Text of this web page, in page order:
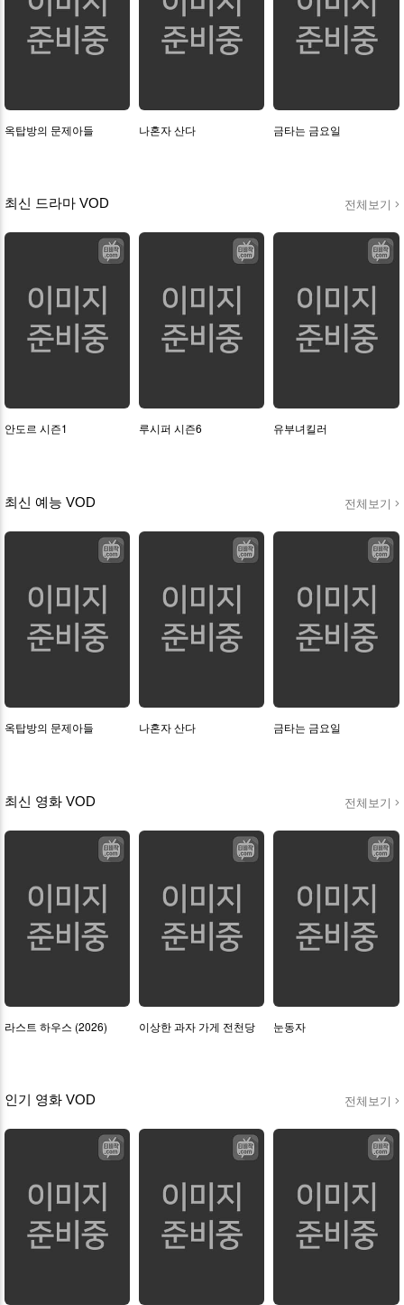
옥탑방의 문제아들 나혼자 산다 금타는 금요일
최신 드라마 VOD 전체보기
안도르 시즌1 루시퍼 시즌6 유부녀킬러
최신 예능 VOD 전체보기
옥탑방의 문제아들 나혼자 산다 금타는 금요일
최신 영화 VOD 전체보기
라스트 하우스 (2026) 이상한 과자 가게 전천당 눈동자
인기 영화 VOD 전체보기